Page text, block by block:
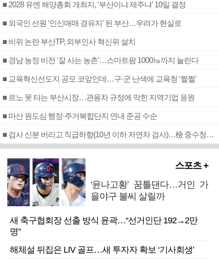
■ 2028 유엔 해양총회 개최지, ‘부산이냐 제주냐’ 10일 결정
■ 외국인 선원 ‘인신매매 경유지’ 된 부산…우려가 현실로
■ 비위 논란 부산TP, 외부인사 혁신위 설치
■ 경남 농정 비전 ‘잘 사는 농촌’…스마트팜 1000㏊까지 늘린다
■ 교육혁신선도지 공모 코앞인데…구·군 난색에 교육청 ‘쩔쩔’
■ 르노 못 타는 부산시장…관용차 규정에 막힌 지역기업 응원
■ 마산 원도심 행정·주거복합단지 연내 준공 수순
■ 검사 신분 버리고 직급하향(10년 이하 저연차 검사)…檢 중수청행 기피
스포츠 +
‘윤나고황’ 꿈틀댄다…거인 가
을야구 불씨 살릴까
새 축구협회장 선출 방식 윤곽…“선거인단 192→2만
명”
해체설 뒤집은 LIV 골프…새 투자자 확보 ‘기사회생’